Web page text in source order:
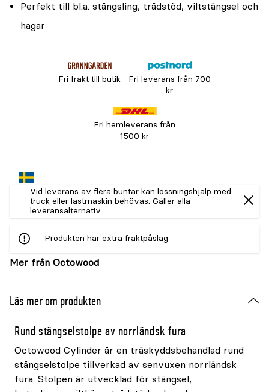
Perfekt till bl.a. stängsling, trädstöd, viltstängsel och
hagar
Fri frakt till butik
Fri leverans från 700
kr
Fri hemleverans från
1500 kr
Vid leverans av flera buntar kan lossningshjälp med
truck eller lastmaskin behövas. Gäller alla
leveransalternativ.
Produkten har extra fraktpåslag
Mer från Octowood
Läs mer om produkten
Rund stängselstolpe av norrländsk fura
Octowood Cylinder är en träskyddsbehandlad rund
stängselstolpe tillverkad av senvuxen norrländsk
fura. Stolpen är utvecklad för stängsel,